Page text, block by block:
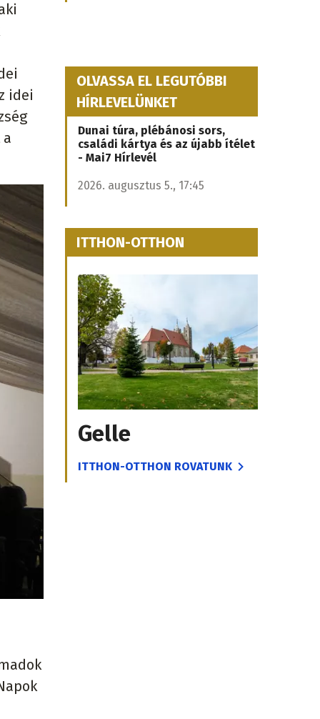
idei
OLVASSA EL LEGUTÓBBI
HÍRLEVELÜNKET
Dunai túra, plébánosi sors,
családi kártya és az újabb ítélet
- Mai7 Hírlevél
2026. augusztus 5., 17:45
ITTHON-OTTHON
Gelle
ITTHON-OTTHON ROVATUNK